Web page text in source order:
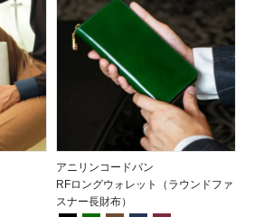
アニリンコードバン
RFロングウォレット（ラウンドファ
スナー長財布）